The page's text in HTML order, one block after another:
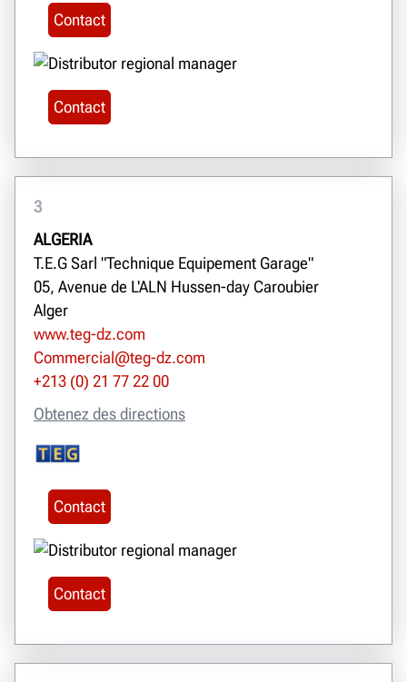
Contact
Contact
3
ALGERIA
T.E.G Sarl "Technique Equipement Garage"
05, Avenue de L'ALN Hussen-day Caroubier
Alger
www.teg-dz.com
Commercial@teg-dz.com
+213 (0) 21 77 22 00
Obtenez des directions
Contact
Contact